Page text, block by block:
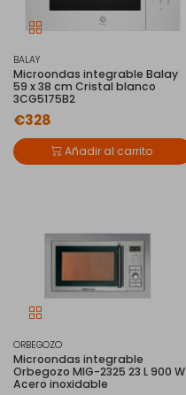
BALAY
Microondas integrable Balay
59 x 38 cm Cristal blanco
3CG5175B2
€328
Añadir al carrito
ORBEGOZO
Microondas integrable
Orbegozo MIG-2325 23 L 900 W
Acero inoxidable